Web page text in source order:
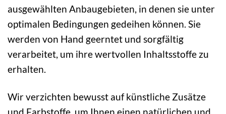
ausgewählten Anbaugebieten, in denen sie unter
optimalen Bedingungen gedeihen können. Sie
werden von Hand geerntet und sorgfältig
verarbeitet, um ihre wertvollen Inhaltsstoffe zu
erhalten.
Wir verzichten bewusst auf künstliche Zusätze
und Farbstoffe, um Ihnen einen natürlichen und